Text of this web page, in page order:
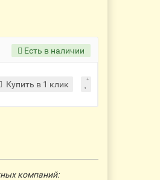
Есть в наличии
Купить в 1 клик
компаний: